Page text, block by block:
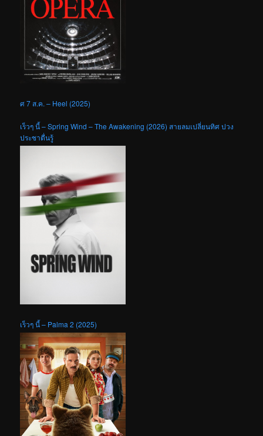
ศ 7 ส.ค. – Heel (2025)
เร็วๆ นี้ – Spring Wind – The Awakening (2026) สายลมเปลี่ยนทิศ ปวง
ประชาตื่นรู้
เร็วๆ นี้ – Palma 2 (2025)